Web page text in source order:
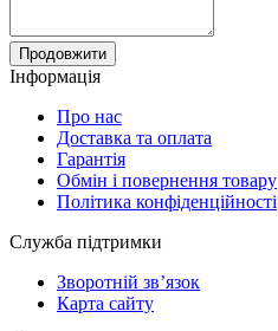
Продовжити
Інформація
Про нас
Доставка та оплата
Гарантія
Обмін і повернення товару
Політика конфіденційності
Служба підтримки
Зворотній зв’язок
Карта сайту